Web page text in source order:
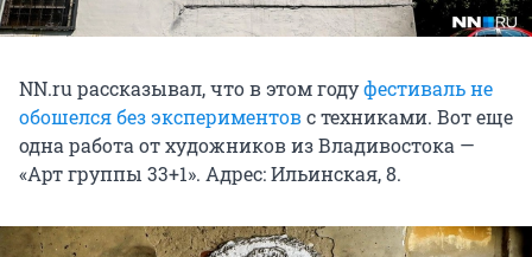
NN.ru рассказывал, что в этом годуфестиваль не
обошелся без экспериментовс техниками. Вот еще
одна работа от художников из Владивостока —
«Арт группы 33+1». Адрес: Ильинская, 8.